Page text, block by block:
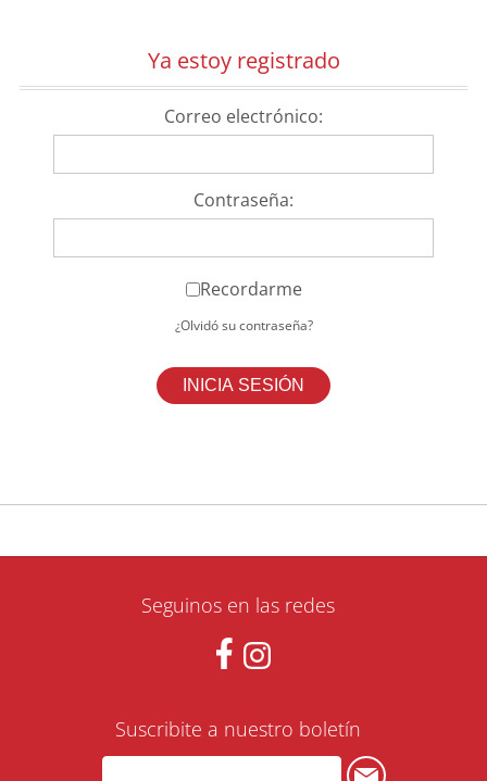
Ya estoy registrado
Correo electrónico:
Contraseña:
Recordarme
¿Olvidó su contraseña?
Seguinos en las redes
Suscribite a nuestro boletín